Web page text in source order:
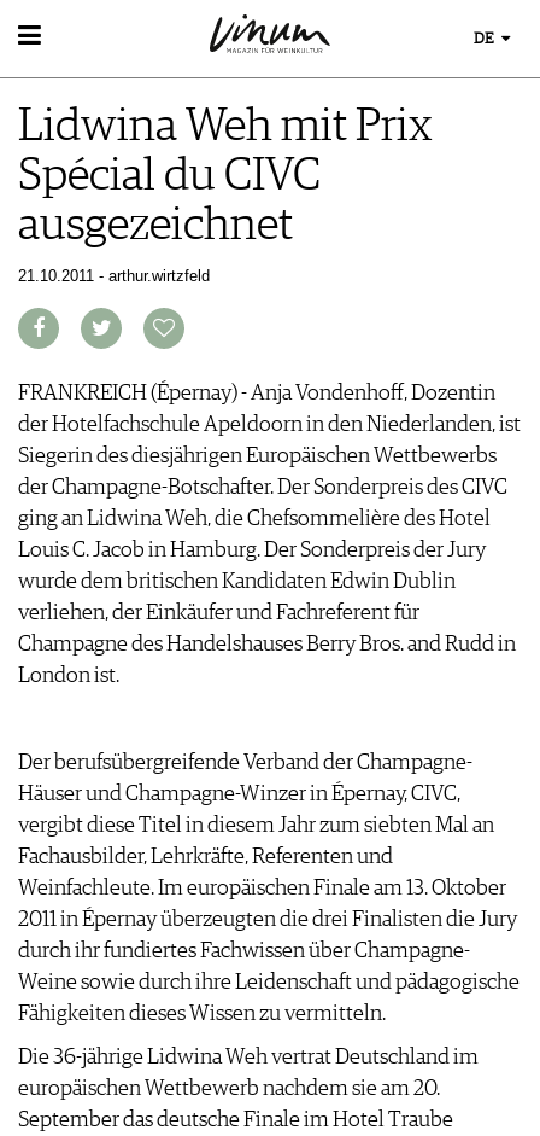
WEIN
WEINSUCHE
GUIDE WEINGÜTER
WINETRADECLUB
WEINE DES MONATS
TRINKREIFETABELLE
CLUB LES DOMAINES
WEINWISSEN
WEINREGIONEN
WEINGESCHICHTE
TIPPS & TRICKS
NEWS
EVENTS
EVENTKALENDER
AWARDS
EVENT-BILDER
ESSEN & TRINKEN
FOOD PAIRING TIPPS
FOOD PAIRING TABELLE
KULINARIK
HOTSPOTS
WEINREISEN
REPORTAGEN
WINEGUIDES
KLARTEXT
EXTRAS
ABO
AUSGABE
ARCHIV
VORTEILSWELT
MEDIATHEK
APPS
VIDEOS
NEWS
WEINWIRTSCHAFT
WEINSZENE
PORTRAITS
VINOPHILES
ARCHIV
ANMELDEN
VORTEILSWELT
TRINKREIFETABELLE
ABO
WEINSUCHE
NEWSLETTER
WINE TRADE CLUB
REDAKTION
JOBS
WERBUNG
IMPRESSUM
AGB & DATENSCHUTZ
DE
Lidwina Weh mit Prix
Spécial du CIVC
ausgezeichnet
21.10.2011 - arthur.wirtzfeld
FRANKREICH (Épernay) - Anja Vondenhoff, Dozentin
der Hotelfachschule Apeldoorn in den Niederlanden, ist
Siegerin des diesjährigen Europäischen Wettbewerbs
der Champagne-Botschafter. Der Sonderpreis des CIVC
ging an Lidwina Weh, die Chefsommelière des Hotel
Louis C. Jacob in Hamburg. Der Sonderpreis der Jury
wurde dem britischen Kandidaten Edwin Dublin
verliehen, der Einkäufer und Fachreferent für
Champagne des Handelshauses Berry Bros. and Rudd in
London ist.
Der berufsübergreifende Verband der Champagne-
Häuser und Champagne-Winzer in Épernay, CIVC,
vergibt diese Titel in diesem Jahr zum siebten Mal an
Fachausbilder, Lehrkräfte, Referenten und
Weinfachleute. Im europäischen Finale am 13. Oktober
2011 in Épernay überzeugten die drei Finalisten die Jury
durch ihr fundiertes Fachwissen über Champagne-
Weine sowie durch ihre Leidenschaft und pädagogische
Fähigkeiten dieses Wissen zu vermitteln.
Die 36-jährige Lidwina Weh vertrat Deutschland im
europäischen Wettbewerb nachdem sie am 20.
September das deutsche Finale im Hotel Traube